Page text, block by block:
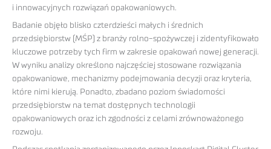
i innowacyjnych rozwiązań opakowaniowych.
Badanie objęło blisko czterdzieści małych i średnich
przedsiębiorstw (MŚP) z branży rolno-spożywczej i zidentyfikowało
kluczowe potrzeby tych firm w zakresie opakowań nowej generacji.
W wyniku analizy określono najczęściej stosowane rozwiązania
opakowaniowe, mechanizmy podejmowania decyzji oraz kryteria,
które nimi kierują. Ponadto, zbadano poziom świadomości
przedsiębiorstw na temat dostępnych technologii
opakowaniowych oraz ich zgodności z celami zrównoważonego
rozwoju.